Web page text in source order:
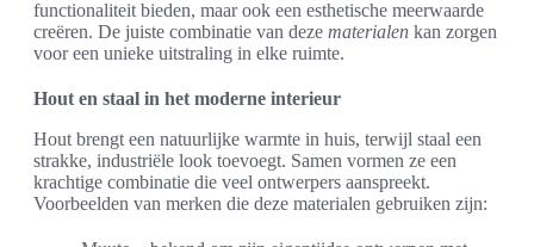
functionaliteit bieden, maar ook een esthetische meerwaarde
creëren. De juiste combinatie van deze materialen kan zorgen
voor een unieke uitstraling in elke ruimte.
Hout en staal in het moderne interieur
Hout brengt een natuurlijke warmte in huis, terwijl staal een
strakke, industriële look toevoegt. Samen vormen ze een
krachtige combinatie die veel ontwerpers aanspreekt.
Voorbeelden van merken die deze materialen gebruiken zijn: